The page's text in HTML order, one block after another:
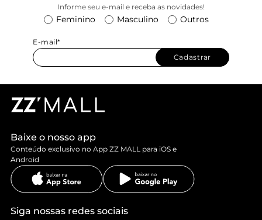
Informe seu e-mail e receba as novidades!
Feminino Masculino Outros
E-mail*
Cadastrar
Baixe o nosso app
Conteúdo exclusivo no App ZZ MALL para iOS e
Android
Siga nossas redes sociais